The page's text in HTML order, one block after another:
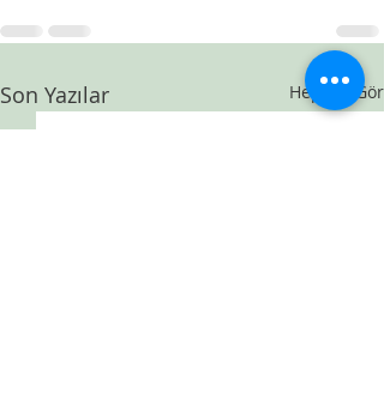
Son Yazılar Hepsini Gör